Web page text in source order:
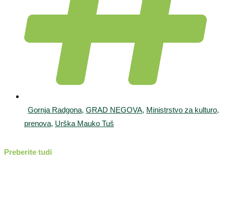
Gornja Radgona, GRAD NEGOVA, Ministrstvo za kulturo,
prenova, Urška Mauko Tuš
Preberite tudi